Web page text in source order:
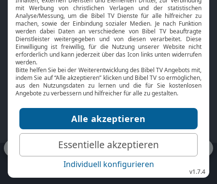
Bibelthek Online-Bibel
Nächster Gottesdienst
Bibel TV
Über uns
Jobs
Mediadaten
Service
Kontakt
TV-Empfang
bibeltv.de: Impressum
Datenschutz
Nutzungsbedingungen
Fakten Bibel TV App